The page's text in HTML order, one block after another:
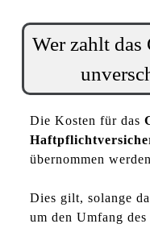
Wer zahlt das
Die Kosten für das
übernommen
Dies gilt, solange
um den Umfang